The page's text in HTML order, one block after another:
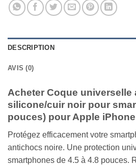
DESCRIPTION
AVIS (0)
Acheter Coque universelle
silicone/cuir noir pour
pouces) pour Apple
Protégez efficacement votre
antichocs noire. Une protection
smartphones de 4.5 à 4.8 pouces.